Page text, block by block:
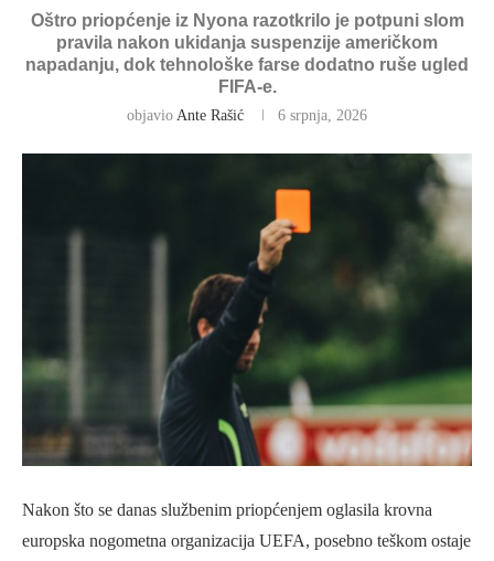
Oštro priopćenje iz Nyona razotkrilo je potpuni slom
pravila nakon ukidanja suspenzije američkom
napadanju, dok tehnološke farse dodatno ruše ugled
FIFA-e.
objavio Ante Rašić 6 srpnja, 2026
Nakon što se danas službenim priopćenjem oglasila krovna
europska nogometna organizacija UEFA, posebno teškom ostaje